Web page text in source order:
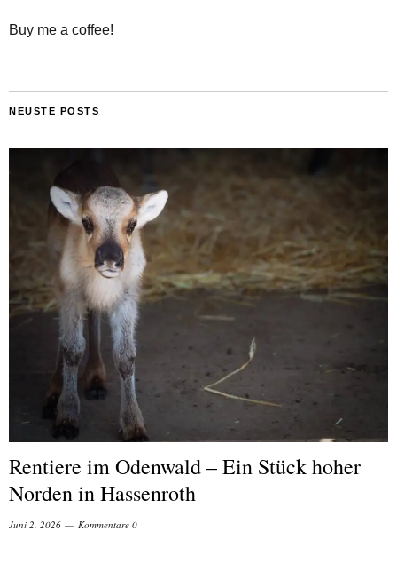
Buy me a coffee!
NEUSTE POSTS
Rentiere im Odenwald – Ein Stück hoher
Norden in Hassenroth
Juni 2, 2026 Kommentare 0